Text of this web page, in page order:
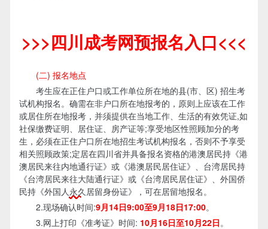
>>>四川成考网预报名入口<<<
(二) 报名地点
考生应在正住户口或工作单位所在地的县(市、区) 招生考
试机构报名。确需在非户口所在地报考的，原则上应该在工作
或居住所在地报考，并须提供在当地工作、生活的有效凭证,如
社保缴费证明、居住证、房产证等;享受地区性照顾加分的考
生，必须在正住户口所在地招生考试机构报名，否则不予享受
相关照顾政策;定居在四川省并具备报名资格的港澳居民持《港
澳居民来往内地通行证》或《港澳居民居住证》、台湾居民持
《台湾居民来往大陆通行证》或《台湾居民居住证》、外国侨
民持《外国人 永久 居留身份证》，可在居留地报名。
2.现场确认时间:9月14日9:00至9月18日17:00。
3.网上打印《准考证》时间: 10月16日至10月22日。